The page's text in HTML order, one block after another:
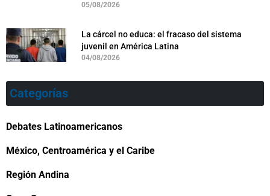
05/08/2026
La cárcel no educa: el fracaso del sistema
juvenil en América Latina
04/08/2026
Categorías
Debates Latinoamericanos
México, Centroamérica y el Caribe
Región Andina